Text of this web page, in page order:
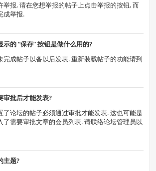
举报, 请在您想举报的帖子上点击举报的按钮, 而
成举报.
的 “保存” 按钮是做什么用的?
完成帖子以备以后发表. 重新装载帖子的功能请到
审批后才能发表?
了论坛的帖子必须通过审批才能发表. 这也可能是
了需要审批文章的会员列表. 请联络论坛管理员以
主题?